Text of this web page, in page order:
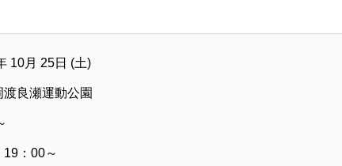
10月 25日 (土)
良瀬運動公園
：00～